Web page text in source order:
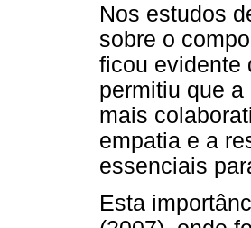
Nos estudos
sobre o
ficou evidente
permitiu que
mais
empatia e a
essenciais
Esta